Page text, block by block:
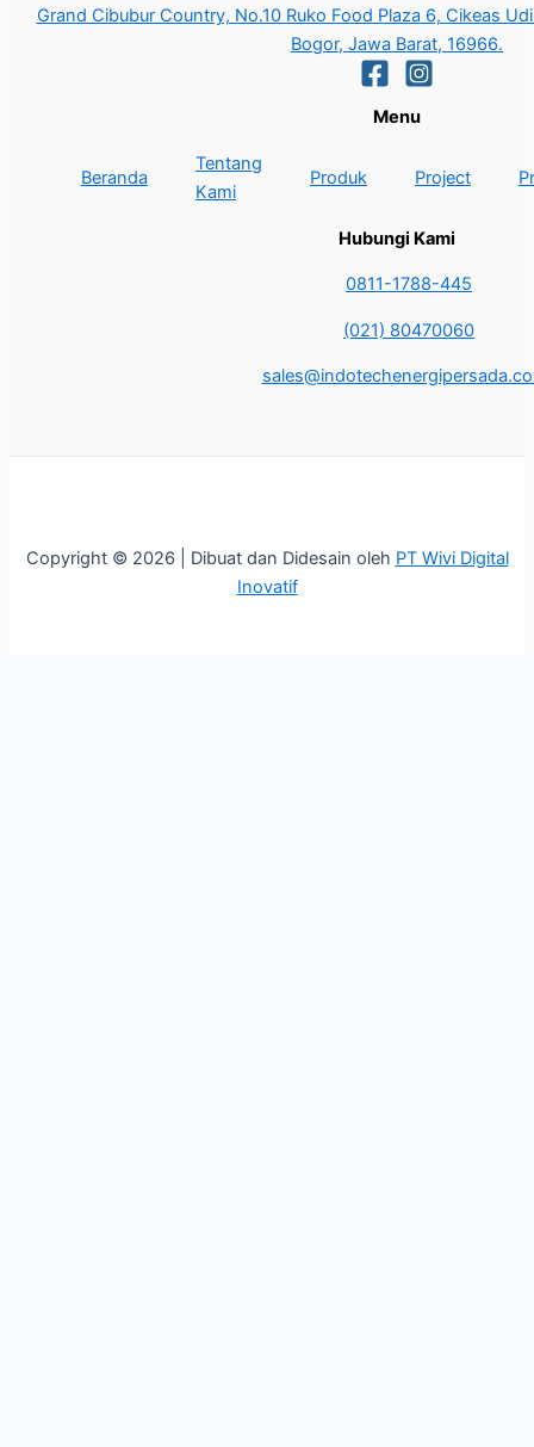
Grand Cibubur Country, No.10 Ruko Food Plaza 6, Cikeas
Bogor, Jawa Barat, 16966.
Menu
Beranda
Tentang
Kami
Produk Project
Hubungi Kami
0811-1788-445
(021) 80470060
Copyright © 2026 | Dibuat dan Didesain oleh PT Wivi Digital
Inovatif